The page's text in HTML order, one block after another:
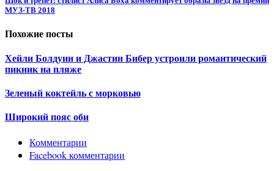
МУЗ-ТВ 2018
Похожие посты
Хейли Болдуин и Джастин Бибер устроили романтический
пикник на пляже
Зеленый коктейль с морковью
Широкий пояс оби
Комментарии
Facebook комментарии